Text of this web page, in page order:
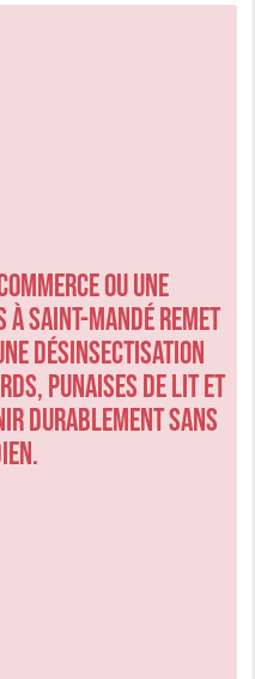
ou une
SAINT-MANDÉ remet
désinsectisation
punaises de lit et
durablement sans